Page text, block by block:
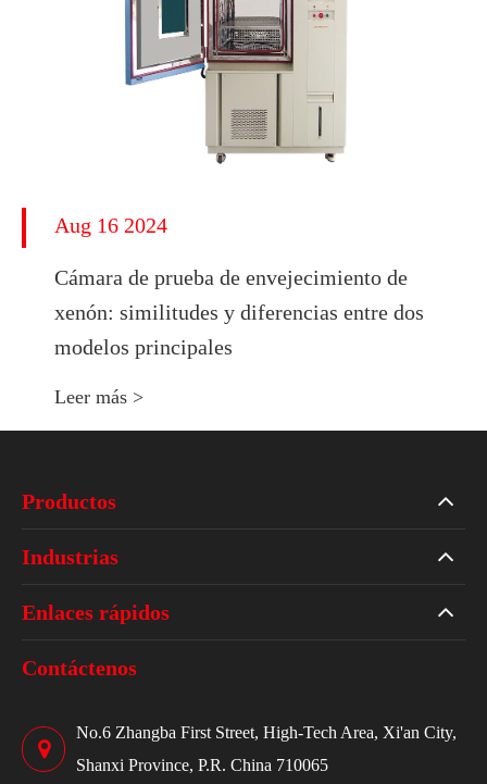
Aug 16 2024
Cámara de prueba de envejecimiento de
xenón: similitudes y diferencias entre dos
modelos principales
Leer más >
Productos
Industrias
Enlaces rápidos
Contáctenos
No.6 Zhangba First Street, High-Tech Area, Xi'an City,
Shanxi Province, P.R. China 710065